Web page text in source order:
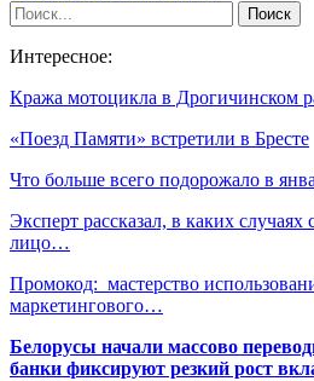
Интересное:
Кража мотоцикла в Дрогичинском
«Поезд Памяти» встретили в Бресте
Что больше всего подорожало в
Эксперт рассказал, в каких случаях
лицо…
Промокод: мастерство
маркетингового…
Белорусы начали массово
банки фиксируют резкий рост